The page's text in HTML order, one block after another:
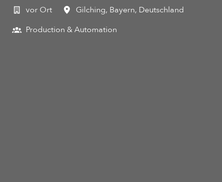
vor Ort Gilching, Bayern, Deutschland
Production & Automation